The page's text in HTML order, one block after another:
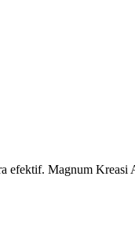
efektif. Magnum